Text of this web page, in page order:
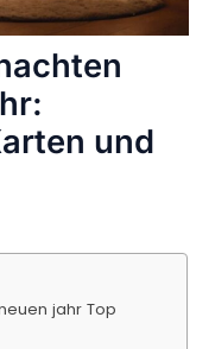
und
jahr Top